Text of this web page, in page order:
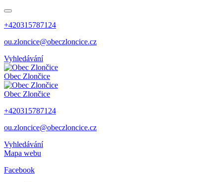
+420315787124
ou.zloncice@obeczloncice.cz
Vyhledávání
Obec Zlončice
Obec Zlončice
+420315787124
ou.zloncice@obeczloncice.cz
Vyhledávání
Mapa webu
Facebook